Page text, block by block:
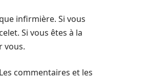
infirmière. Si vous
Si vous êtes à la
vous.
commentaires et les